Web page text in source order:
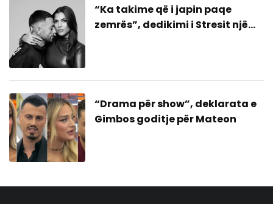
“Ka takime që i japin paqe
zemrës”, dedikimi i Stresit një
“Drama për show”, deklarata e
Gimbos goditje për Mateon